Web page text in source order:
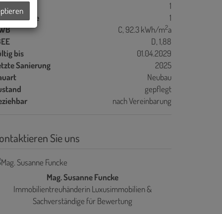
1
1
C, 92.3 kWh/m2a
D, 1,88
bis
01.04.2029
Sanierung
2025
Neubau
gepflegt
nach Vereinbarung
Sie uns
Mag. Susanne Funcke
Immobilientreuhänderin Luxusimmobilien &
Sachverständige für Bewertung